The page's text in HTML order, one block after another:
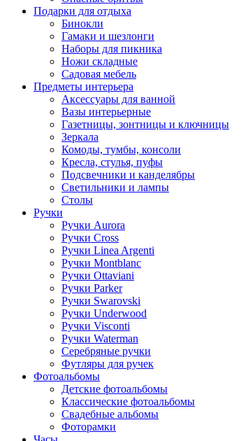
Подарки для отдыха
Бинокли
Гамаки и шезлонги
Наборы для пикника
Ножи складные
Садовая мебель
Предметы интерьера
Аксессуары для ванной
Вазы интерьерные
Газетницы, зонтницы и ключницы
Зеркала
Комоды, тумбы, консоли
Кресла, стулья, пуфы
Подсвечники и канделябры
Светильники и лампы
Столы
Ручки
Ручки Aurora
Ручки Cross
Ручки Linea Argenti
Ручки Montblanc
Ручки Ottaviani
Ручки Parker
Ручки Swarovski
Ручки Underwood
Ручки Visconti
Ручки Waterman
Серебряные ручки
Футляры для ручек
Фотоальбомы
Детские фотоальбомы
Классические фотоальбомы
Свадебные альбомы
Фоторамки